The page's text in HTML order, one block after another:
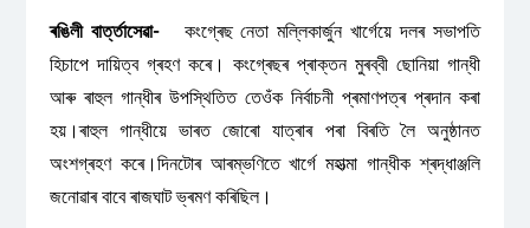
ৰঙিলী বাৰ্ত্তাসেৱা-কংগ্ৰেছ নেতা মল্লিকাৰ্জুন খাৰ্গেয়ে দলৰ সভাপতি
হিচাপে দায়িত্ব গ্ৰহণ কৰে। কংগ্ৰেছৰ প্ৰাক্তন মুৰব্বী ছোনিয়া গান্ধী
আৰু ৰাহুল গান্ধীৰ উপস্থিতিত তেওঁক নিৰ্বাচনী প্ৰমাণপত্ৰ প্ৰদান কৰা
হয়।ৰাহুল গান্ধীয়ে ভাৰত জোৰো যাত্ৰাৰ পৰা বিৰতি লৈ অনুষ্ঠানত
অংশগ্ৰহণ কৰে।দিনটোৰ আৰম্ভণিতে খাৰ্গে মহাত্মা গান্ধীক শ্ৰদ্ধাঞ্জলি
জনোৱাৰ বাবে ৰাজঘাট ভ্ৰমণ কৰিছিল।